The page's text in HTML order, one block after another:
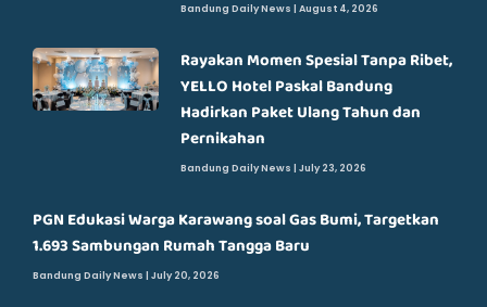
Bandung Daily News August 4, 2026
Rayakan Momen Spesial Tanpa Ribet,
YELLO Hotel Paskal Bandung
Hadirkan Paket Ulang Tahun dan
Pernikahan
Bandung Daily News July 23, 2026
PGN Edukasi Warga Karawang soal Gas Bumi, Targetkan
1.693 Sambungan Rumah Tangga Baru
Bandung Daily News July 20, 2026